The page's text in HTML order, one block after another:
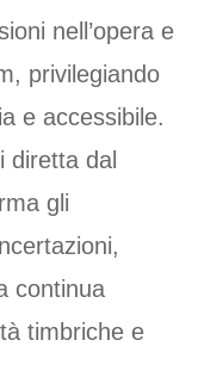
nell’opera e
privilegiando
e accessibile.
diretta dal
gli
continua
timbriche e